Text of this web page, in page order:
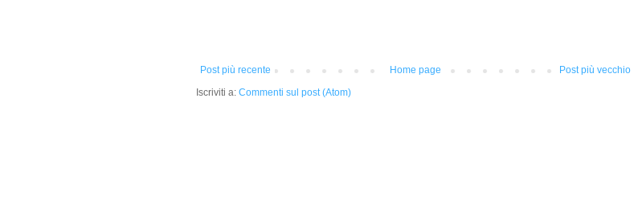
Post più recente Post più vecchio
Home page
Iscriviti a: Commenti sul post (Atom)